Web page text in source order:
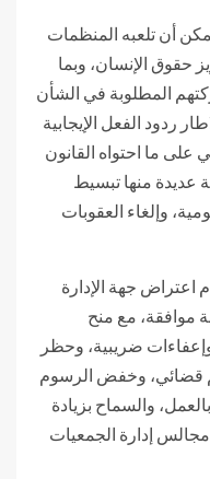
أن تلعبه المنظمات
حقوق الإنسان، وبما
المطلوبة في الشأن
ردود الفعل الإيجابية
ما احتواه القانون
عديدة منها تبسيط
وإلغاء العقوبات
اعتراض جهة الإدارة
60 يوماً بمثابة موافقة، مع منح
ضريبية، وحظر
قضائي، وخفض الرسوم
والسماح بزيادة
إدارة الجمعيات